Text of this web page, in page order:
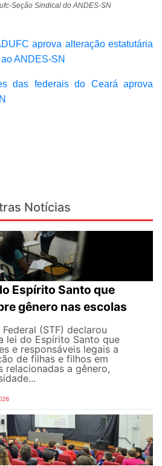
Seção Sindical do ANDES-SN
aprova alteração estatutária
ANDES-SN
das federais do Ceará aprova
Notícias
Espírito Santo que
gênero nas escolas
(STF) declarou
lei do Espírito Santo que
e responsáveis legais ​​a
de filhas e filhos em
relacionadas a gênero,